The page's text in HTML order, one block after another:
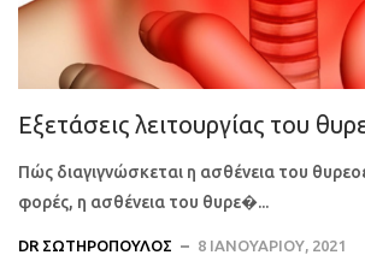
Εξετάσεις λειτουργίας του
Πώς διαγιγνώσκεται η ασθένεια του
φορές, η ασθένεια του θυρε�...
DR ΣΩΤΗΡΌΠΟΥΛΟΣ 8 ΙΑΝΟΥΑΡΊΟΥ, 2021